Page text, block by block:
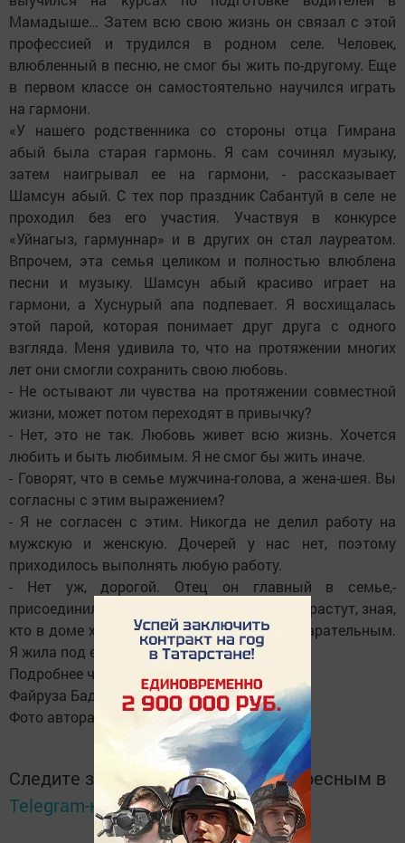
Мамадыше… Затем всю свою жизнь он связал с этой
профессией и трудился в родном селе. Человек,
влюбленный в песню, не смог бы жить по-другому. Еще
в первом классе он самостоятельно научился играть
на гармони.
«У нашего родственника со стороны отца Гимрана
абый была старая гармонь. Я сам сочинял музыку,
затем наигрывал ее на гармони, - рассказывает
Шамсун абый. С тех пор праздник Сабантуй в селе не
проходил без его участия. Участвуя в конкурсе
«Уйнагыз, гармуннар» и в других он стал лауреатом.
Впрочем, эта семья целиком и полностью влюблена
песни и музыку. Шамсун абый красиво играет на
гармони, а Хуснурый апа подпевает. Я восхищалась
этой парой, которая понимает друг друга с одного
взгляда. Меня удивила то, что на протяжении многих
лет они смогли сохранить свою любовь.
- Не остывают ли чувства на протяжении совместной
жизни, может потом переходят в привычку?
- Нет, это не так. Любовь живет всю жизнь. Хочется
любить и быть любимым. Я не смог бы жить иначе.
- Говорят, что в семье мужчина-голова, а жена-шея. Вы
согласны с этим выражением?
- Я не согласен с этим. Никогда не делил работу на
мужскую и женскую. Дочерей у нас нет, поэтому
приходилось выполнять любую работу.
- Нет уж, дорогой. Отец он главный в семье,-
присоединилась к нам Хуснурый апа. Дети растут, зная,
кто в доме хозяин. Наш папа был очень старательным.
Я жила под его крылом.
Подробнее читайте в газете.
Файруза Бадамшина.
Фото автора.
Следите за самым важным и интересным в
Telegram-каналеТатмедиа